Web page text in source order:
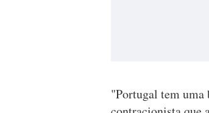
"Portugal tem uma